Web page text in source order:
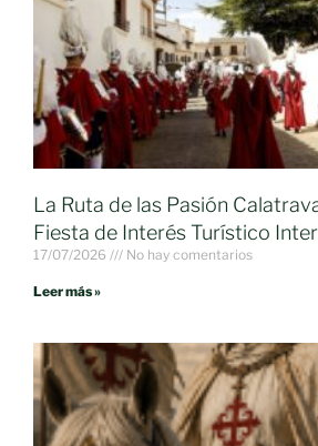
La Ruta de las Pasión
Fiesta de Interés Turístico
17/07/2026 No hay comentarios
Leer más »